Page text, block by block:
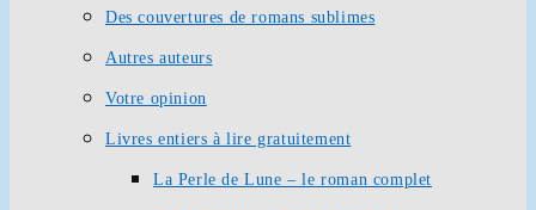
Des couvertures de romans sublimes
Autres auteurs
Votre opinion
Livres entiers à lire gratuitement
La Perle de Lune – le roman complet